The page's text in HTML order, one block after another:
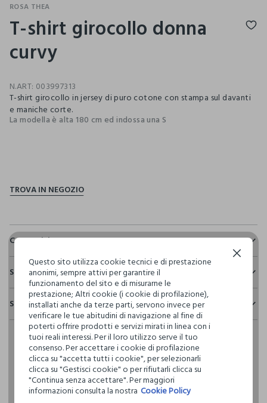
ROSA THEA
T-shirt girocollo donna
curvy
N.ART: 003997313
T-shirt girocollo in jersey di puro cotone con stampa sul davanti
e maniche corte.
La modella è alta 180 cm ed indossa una S
Composizione e cura
Composizione:
100% COTONE
NON CANDEGGIARE
TEMPERATURA MASSIMA 40°C - PROCEDURA MOLTO
DELICATA
NON LAVARE A SECCO
Sostenibilità e trasparenza
Sicurezza
Il 100% dei nostri articoli viene sottoposto a test chimico-
fisici, per verificarne il rispetto dei limiti che abbiamo
definito per l’uso di sostanze chimiche, talvolta anche più
restrittivi rispetto a quelli previsti dalla normativa
internazionale.
Clicca qui per vedere i dettagli
Spedizione e resi
Hai fino a 30 giorni dalla consegna del tuo ordine online per
cambiare idea e restituire i prodotti che hai acquistato.
Questo sito utilizza cookie tecnici e di prestazione
anonimi, sempre attivi per garantire il
funzionamento del sito e di misurarne le
prestazione; Altri cookie (i cookie di profilazione),
installati anche da terze parti, servono invece per
verificare le tue abitudini di navigazione al fine di
poterti offrire prodotti e servizi mirati in linea con i
tuoi reali interessi. Per il loro utilizzo serve il tuo
consenso. Per accettare i cookie di profilazione
clicca su "accetta tutti i cookie", per selezionarli
clicca su "Gestisci cookie" o per rifiutarli clicca su
"Continua senza accettare". Per maggiori
informazioni consulta la nostra Cookie Policy
Continua senza accettare